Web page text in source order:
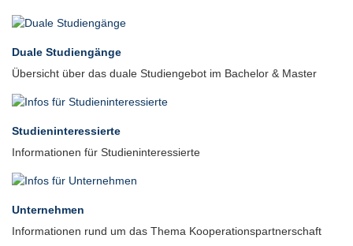
Duale Studiengänge
Übersicht über das duale Studiengebot im Bachelor & Master
Studieninteressierte
Informationen für Studieninteressierte
Unternehmen
Informationen rund um das Thema Kooperationspartnerschaft